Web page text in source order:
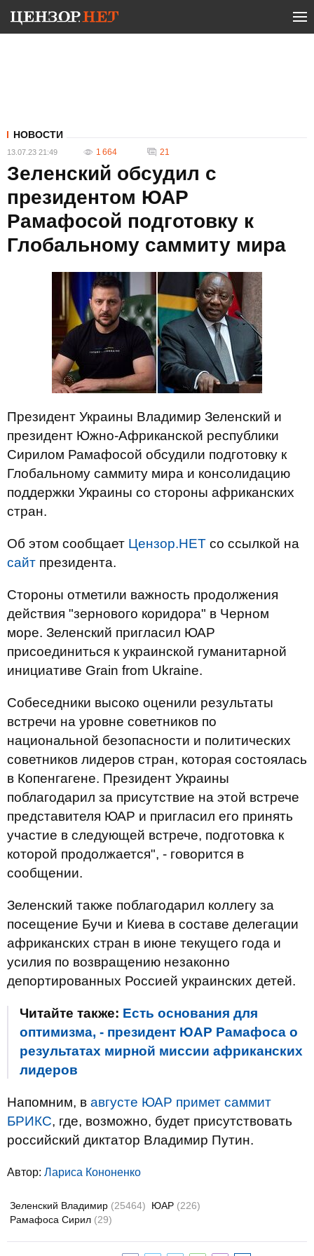
НОВОСТИ
13.07.23 21:49 1 664 21
Зеленский обсудил с
президентом ЮАР
Рамафосой подготовку к
Глобальному саммиту мира
Президент Украины Владимир Зеленский и
президент Южно-Африканской республики
Сирилом Рамафосой обсудили подготовку к
Глобальному саммиту мира и консолидацию
поддержки Украины со стороны африканских
стран.
Об этом сообщает Цензор.НЕТ со ссылкой на
сайт президента.
Стороны отметили важность продолжения
действия "зернового коридора" в Черном
море. Зеленский пригласил ЮАР
присоединиться к украинской гуманитарной
инициативе Grain from Ukraine.
Собеседники высоко оценили результаты
встречи на уровне советников по
национальной безопасности и политических
советников лидеров стран, которая состоялась
в Копенгагене. Президент Украины
поблагодарил за присутствие на этой встрече
представителя ЮАР и пригласил его принять
участие в следующей встрече, подготовка к
которой продолжается", - говорится в
сообщении.
Зеленский также поблагодарил коллегу за
посещение Бучи и Киева в составе делегации
африканских стран в июне текущего года и
усилия по возвращению незаконно
депортированных Россией украинских детей.
Читайте также: Есть основания для
оптимизма, - президент ЮАР Рамафоса о
результатах мирной миссии африканских
лидеров
Напомним, в августе ЮАР примет саммит
БРИКС, где, возможно, будет присутствовать
российский диктатор Владимир Путин.
Автор: Лариса Кононенко
Зеленский Владимир (25464) ЮАР (226)
Рамафоса Сирил (29)